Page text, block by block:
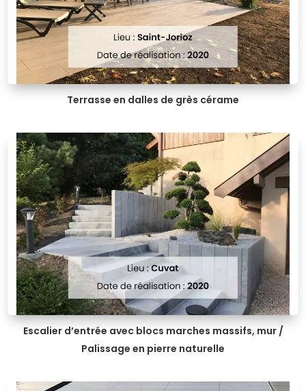
Terrasse en dalles de grès cérame
Escalier d’entrée avec blocs marches massifs, mur /
Palissage en pierre naturelle